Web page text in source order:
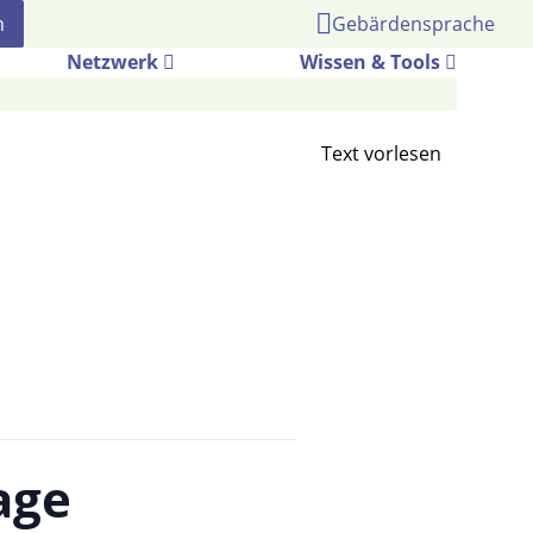
Gebärdensprache
Netzwerk Wissen & Tools